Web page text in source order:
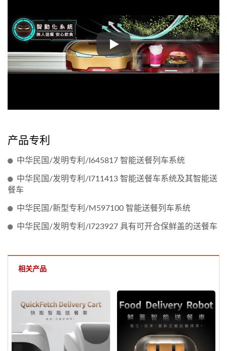
多功能自动送餐车-功能选配
产品专利
中华民国/发明专利/I645817 智能送餐列车系统
中华民国/发明专利/I711413 智能送餐车系统及其智能送
餐车
中华民国/新型专利/M597100 智能送餐列车系统
中华民国/发明专利/I723927 具有可开合保鲜盖的送餐车
相关产品